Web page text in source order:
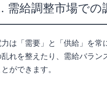
需給調整市場での
力は「需要」と「供給」を常
れを整えたり、需給バラン
とができます。